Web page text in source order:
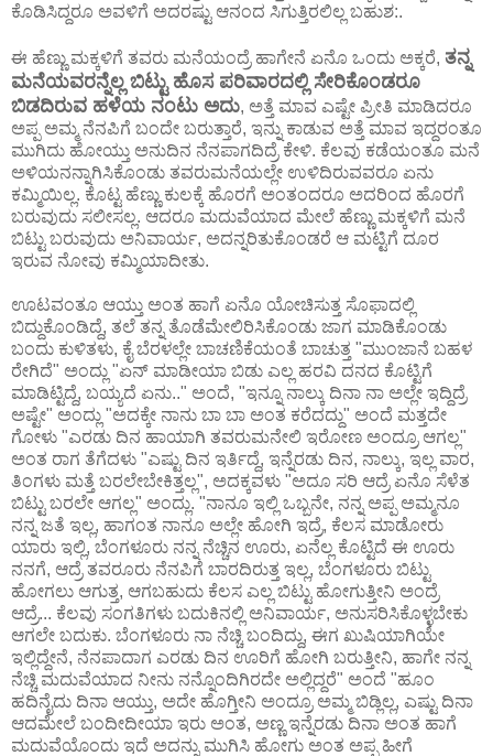
ಕೊಡಿಸಿದ್ದರೂ ಅವಳಿಗೆ ಅದರಷ್ಟು ಆನಂದ ಸಿಗುತ್ತಿರಲಿಲ್ಲ ಬಹುಶ:.
ಈ ಹೆಣ್ಣು ಮಕ್ಕಳಿಗೆ ತವರು ಮನೆಯಂದ್ರೆ ಹಾಗೇನೆ ಏನೊ ಒಂದು ಅಕ್ಕರೆ, ತನ್ನ
ಮನೆಯವರನ್ನೆಲ್ಲ ಬಿಟ್ಟು ಹೊಸ ಪರಿವಾರದಲ್ಲಿ ಸೇರಿಕೊಂಡರೂ
ಬಿಡದಿರುವ ಹಳೆಯ ನಂಟು ಅದು, ಅತ್ತೆ ಮಾವ ಎಷ್ಟೇ ಪ್ರೀತಿ ಮಾಡಿದರೂ
ಅಪ್ಪ ಅಮ್ಮ ನೆನಪಿಗೆ ಬಂದೇ ಬರುತ್ತಾರೆ, ಇನ್ನು ಕಾಡುವ ಅತ್ತೆ ಮಾವ ಇದ್ದರಂತೂ
ಮುಗಿದು ಹೋಯ್ತು ಅನುದಿನ ನೆನಪಾಗದಿದ್ರೆ ಕೇಳಿ. ಕೆಲವು ಕಡೆಯಂತೂ ಮನೆ
ಅಳಿಯನನ್ನಾಗಿಸಿಕೊಂಡು ತವರುಮನೆಯಲ್ಲೇ ಉಳಿದಿರುವವರೂ ಏನು
ಕಮ್ಮಿಯಿಲ್ಲ. ಕೊಟ್ಟ ಹೆಣ್ಣು ಕುಲಕ್ಕೆ ಹೊರಗೆ ಅಂತಂದರೂ ಅದರಿಂದ ಹೊರಗೆ
ಬರುವುದು ಸಲೀಸಲ್ಲ. ಆದರೂ ಮದುವೆಯಾದ ಮೇಲೆ ಹೆಣ್ಣು ಮಕ್ಕಳಿಗೆ ಮನೆ
ಬಿಟ್ಟು ಬರುವುದು ಅನಿವಾರ್ಯ, ಅದನ್ನರಿತುಕೊಂಡರೆ ಆ ಮಟ್ಟಿಗೆ ದೂರ
ಇರುವ ನೋವು ಕಮ್ಮಿಯಾದೀತು.
ಊಟವಂತೂ ಆಯ್ತು ಅಂತ ಹಾಗೆ ಏನೊ ಯೋಚಿಸುತ್ತ ಸೊಫಾದಲ್ಲಿ
ಬಿದ್ದುಕೊಂಡಿದ್ದೆ, ತಲೆ ತನ್ನ ತೊಡೆಮೇಲಿರಿಸಿಕೊಂಡು ಜಾಗ ಮಾಡಿಕೊಂಡು
ಬಂದು ಕುಳಿತಳು, ಕೈ ಬೆರಳಲ್ಲೇ ಬಾಚಣಿಕೆಯಂತೆ ಬಾಚುತ್ತ "ಮುಂಜಾನೆ ಬಹಳ
ರೇಗಿದೆ" ಅಂದ್ಲು "ಏನ್ ಮಾಡೀಯಾ ಬಿಡು ಎಲ್ಲ ಹರವಿ ದನದ ಕೊಟ್ಟಿಗೆ
ಮಾಡಿಟ್ಟಿದ್ದೆ, ಬಯ್ಯದೆ ಏನು.." ಅಂದೆ, "ಇನ್ನೂ ನಾಲ್ಕು ದಿನಾ ನಾ ಅಲ್ಲೇ ಇದ್ದಿದ್ರೆ
ಅಷ್ಟೇ" ಅಂದ್ಲು "ಅದಕ್ಕೇ ನಾನು ಬಾ ಬಾ ಅಂತ ಕರೆದದ್ದು" ಅಂದೆ ಮತ್ತದೇ
ಗೋಳು "ಎರಡು ದಿನ ಹಾಯಾಗಿ ತವರುಮನೇಲಿ ಇರೋಣ ಅಂದ್ರೂ ಆಗಲ್ಲ"
ಅಂತ ರಾಗ ತೆಗೆದಳು "ಎಷ್ಟು ದಿನ ಇರ್ತಿದ್ದೆ, ಇನ್ನೆರಡು ದಿನ, ನಾಲ್ಕು, ಇಲ್ಲ ವಾರ,
ತಿಂಗಳು ಮತ್ತೆ ಬರಲೇಬೇಕಿತ್ತಲ್ಲ", ಅದಕ್ಕವಳು "ಅದೂ ಸರಿ ಆದ್ರೆ ಏನೊ ಸೆಳೆತ
ಬಿಟ್ಟು ಬರಲೇ ಆಗಲ್ಲ" ಅಂದ್ಲು. "ನಾನೂ ಇಲ್ಲಿ ಒಬ್ಬನೇ, ನನ್ನ ಅಪ್ಪ ಅಮ್ಮನೂ
ನನ್ನ ಜತೆ ಇಲ್ಲ, ಹಾಗಂತ ನಾನೂ ಅಲ್ಲೇ ಹೋಗಿ ಇದ್ರೆ, ಕೆಲಸ ಮಾಡೋರು
ಯಾರು ಇಲ್ಲಿ, ಬೆಂಗಳೂರು ನನ್ನ ನೆಚ್ಚಿನ ಊರು, ಏನೆಲ್ಲ ಕೊಟ್ಟಿದೆ ಈ ಊರು
ನನಗೆ, ಆದ್ರೆ ತವರೂರು ನೆನಪಿಗೆ ಬಾರದಿರುತ್ತ ಇಲ್ಲ, ಬೆಂಗಳೂರು ಬಿಟ್ಟು
ಹೋಗಲು ಆಗುತ್ತ, ಆಗಬಹುದು ಕೆಲಸ ಎಲ್ಲ ಬಿಟ್ಟು ಹೋಗುತ್ತೀನಿ ಅಂದ್ರೆ
ಆದ್ರೆ... ಕೆಲವು ಸಂಗತಿಗಳು ಬದುಕಿನಲ್ಲಿ ಅನಿವಾರ್ಯ, ಅನುಸರಿಸಿಕೊಳ್ಳಬೇಕು
ಆಗಲೇ ಬದುಕು. ಬೆಂಗಳೂರು ನಾ ನೆಚ್ಚಿ ಬಂದಿದ್ದು, ಈಗ ಖುಷಿಯಾಗಿಯೇ
ಇಲ್ಲಿದ್ದೇನೆ, ನೆನಪಾದಾಗ ಎರಡು ದಿನ ಊರಿಗೆ ಹೋಗಿ ಬರುತ್ತೀನಿ, ಹಾಗೇ ನನ್ನ
ನೆಚ್ಚಿ ಮದುವೆಯಾದ ನೀನು ನನ್ನೊಂದಿಗಿರದೇ ಅಲ್ಲಿದ್ದರೆ" ಅಂದೆ "ಹೂಂ
ಹದಿನೈದು ದಿನಾ ಆಯ್ತು, ಅದೇ ಹೊಗ್ತೀನಿ ಅಂದ್ರೂ ಅಮ್ಮ ಬಿಡ್ಲಿಲ್ಲ, ಎಷ್ಟು ದಿನಾ
ಆದಮೇಲೆ ಬಂದೀದೀಯಾ ಇರು ಅಂತ, ಅಣ್ಣ ಇನ್ನೆರಡು ದಿನಾ ಅಂತ ಹಾಗೆ
ಮದುವೆಯೊಂದು ಇದೆ ಅದನ್ನು ಮುಗಿಸಿ ಹೋಗು ಅಂತ ಅಪ್ಪ ಹೀಗೆ